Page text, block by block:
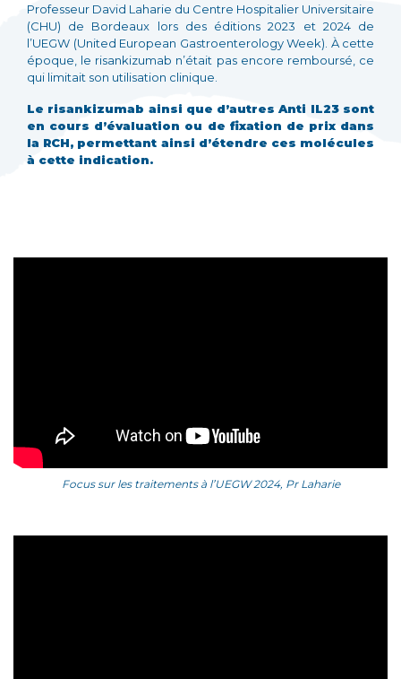
Professeur David Laharie du Centre Hospitalier Universitaire
(CHU) de Bordeaux lors des éditions 2023 et 2024 de
l’UEGW (United European Gastroenterology Week). À cette
époque, le risankizumab n’était pas encore remboursé, ce
qui limitait son utilisation clinique.
Le risankizumab ainsi que d’autres Anti IL23 sont
en cours d’évaluation ou de fixation de prix dans
la RCH, permettant ainsi d’étendre ces molécules
à cette indication.
Focus sur les traitements à l’UEGW 2024, Pr Laharie